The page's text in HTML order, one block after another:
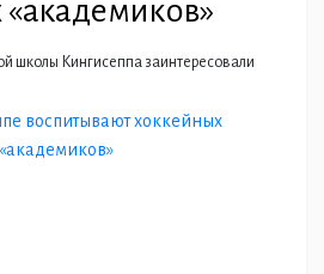
школы Кингисеппа заинтересовали